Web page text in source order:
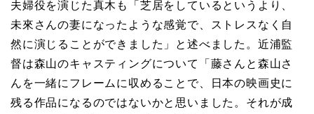
います。ニューヨークやロサンゼルスでの劇場公開も
予定されており、近浦監督は「本作は自主制作で作っ
た映画です。インディペンデントの製作陣はみんな
『海外でも観てもらいたい』と思っていて、僕もその1
人。海を越えたいと思っていたので、徐々に実現して
いるのが本当にうれしいです」と喜びを表現しまし